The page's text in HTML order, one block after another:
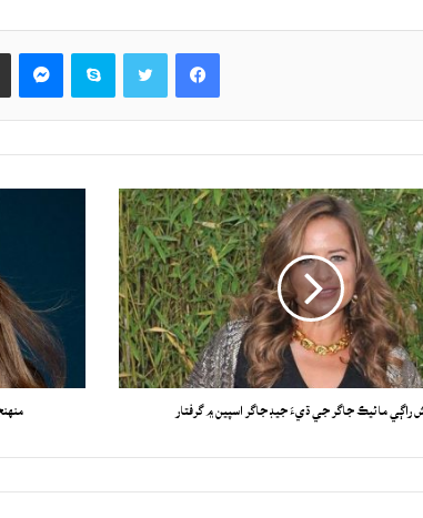
Facebook
Skype
راڳي مائيڪ جاگر جي ڌيءَ جيڊ جاگر اسپين ۾ گرفتار